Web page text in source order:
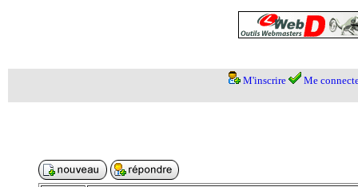
M'inscrire Me